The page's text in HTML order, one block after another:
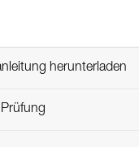
herunterladen
Technical Notice